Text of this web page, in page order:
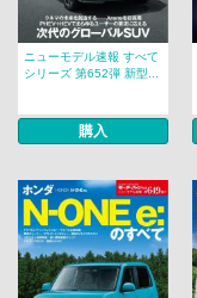
ニューモデル速報 すべて
シリーズ 第652弾 新型...
購入